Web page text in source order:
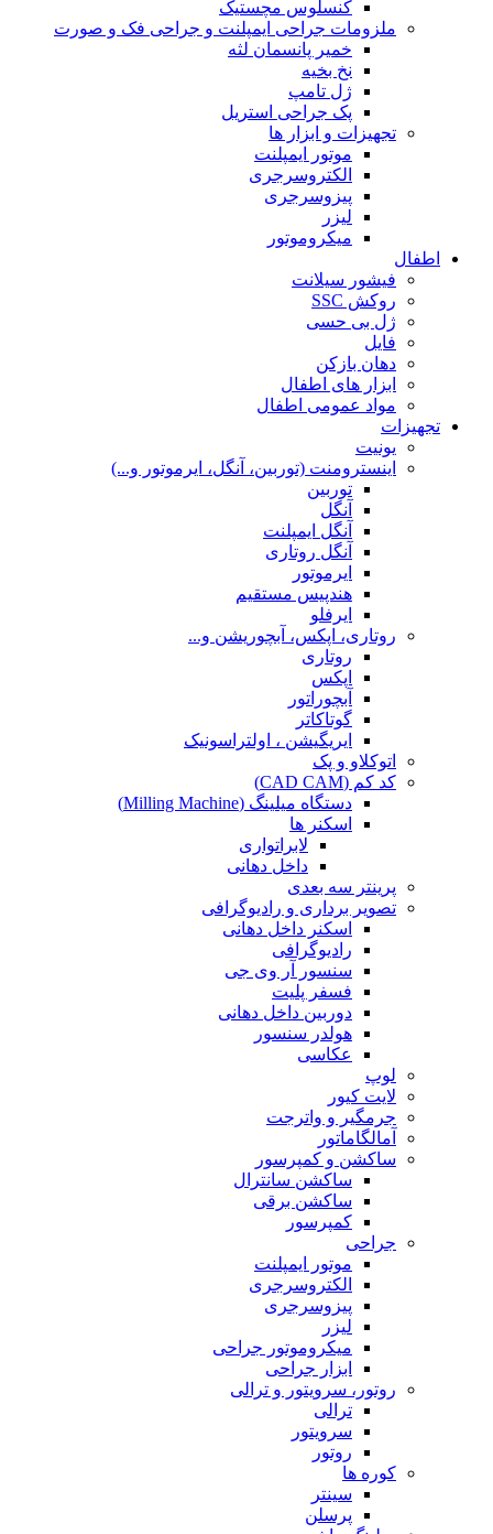
کنسلوس مچستیک
ملزومات جراحی ایمپلنت و جراحی فک و صورت
خمیر پانسمان لثه
نخ بخیه
ژل تامپ
پک جراحی استریل
تجهیزات و ابزار ها
موتور ایمپلنت
الکتروسرجری
پیزوسرجری
لیزر
میکروموتور
اطفال
فیشور سیلانت
روکش SSC
ژل بی حسی
فایل
دهان بازکن
ابزار های اطفال
مواد عمومی اطفال
تجهیزات
یونیت
اینسترومنت (توربین، آنگل، ایرموتور و...)
توربین
آنگل
آنگل ایمپلنت
آنگل روتاری
ایرموتور
هندپیس مستقیم
ایرفلو
روتاری، اپکس، آبچوریشن و...
روتاری
اپکس
آبچوراتور
گوتاکاتر
ایریگیشن ، اولتراسونیک
اتوکلاو و پک
کد کم (CAD CAM)
دستگاه میلینگ (Milling Machine)
اسکنر ها
لابراتواری
داخل دهانی
پرینتر سه بعدی
تصویر برداری و رادیوگرافی
اسکنر داخل دهانی
رادیوگرافی
سنسور آر وی جی
فسفر پلیت
دوربین داخل دهانی
هولدر سنسور
عکاسی
لوپ
لایت کیور
جرمگیر و واترجت
آمالگاماتور
ساکشن و کمپرسور
ساکشن سانترال
ساکشن برقی
کمپرسور
جراحی
موتور ایمپلنت
الکتروسرجری
پیزوسرجری
لیزر
میکروموتور جراحی
ابزار جراحی
روتور، سرویتور و ترالی
ترالی
سرویتور
روتور
کوره ها
سینتر
پرسلن